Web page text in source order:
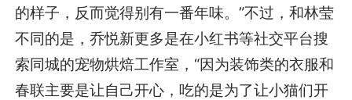
的样子，反而觉得别有一番年味。”不过，和林莹
不同的是，乔悦新更多是在小红书等社交平台搜
索同城的宠物烘焙工作室，“因为装饰类的衣服和
春联主要是让自己开心，吃的是为了让小猫们开